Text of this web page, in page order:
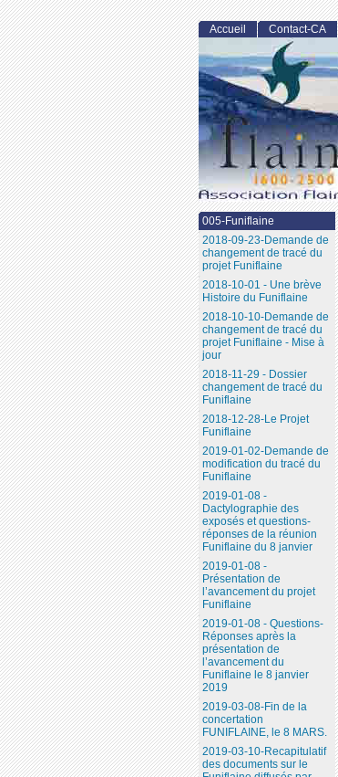
Accueil Contact-CA
005-Funiflaine
2018-09-23-Demande de
changement de tracé du
projet Funiflaine
2018-10-01 - Une brève
Histoire du Funiflaine
2018-10-10-Demande de
changement de tracé du
projet Funiflaine - Mise à
jour
2018-11-29 - Dossier
changement de tracé du
Funiflaine
2018-12-28-Le Projet
Funiflaine
2019-01-02-Demande de
modification du tracé du
Funiflaine
2019-01-08 -
Dactylographie des
exposés et questions-
réponses de la réunion
Funiflaine du 8 janvier
2019-01-08 -
Présentation de
l’avancement du projet
Funiflaine
2019-01-08 - Questions-
Réponses après la
présentation de
l’avancement du
Funiflaine le 8 janvier
2019
2019-03-08-Fin de la
concertation
FUNIFLAINE, le 8 MARS.
2019-03-10-Recapitulatif
des documents sur le